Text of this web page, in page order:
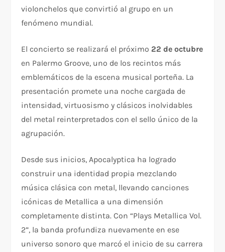
violonchelos que convirtió al grupo en un
fenómeno mundial.
El concierto se realizará el próximo 22 de octubre
en Palermo Groove, uno de los recintos más
emblemáticos de la escena musical porteña. La
presentación promete una noche cargada de
intensidad, virtuosismo y clásicos inolvidables
del metal reinterpretados con el sello único de la
agrupación.
Desde sus inicios, Apocalyptica ha logrado
construir una identidad propia mezclando
música clásica con metal, llevando canciones
icónicas de Metallica a una dimensión
completamente distinta. Con “Plays Metallica Vol.
2”, la banda profundiza nuevamente en ese
universo sonoro que marcó el inicio de su carrera